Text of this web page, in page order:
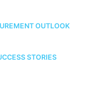
OUTLOOK
STORIES